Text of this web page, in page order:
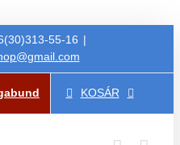
55-16 |
KOSÁR